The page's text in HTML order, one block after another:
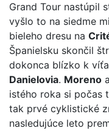
Grand Tour nastúpil
vyšlo to na siedme
bieleho dresu na
Španielsku skončil
dokonca blízko k
Danielovia. Moreno a
istého roka si počas
tak prvé cyklistické
nasledujúce leto